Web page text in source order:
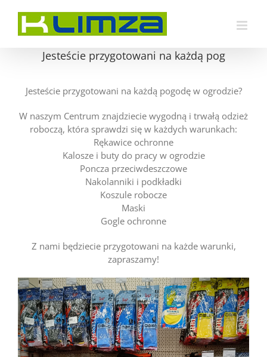
zawartości
Jesteście przygotowani na każdą pog
Jesteście przygotowani na każdą pogodę w ogrodzie?
W naszym Centrum znajdziecie wygodną i trwałą odzież
roboczą, która sprawdzi się w każdych warunkach:
Rękawice ochronne
Kalosze i buty do pracy w ogrodzie
Poncza przeciwdeszczowe
Nakolanniki i podkładki
Koszule robocze
Maski
Gogle ochronne
Z nami będziecie przygotowani na każde warunki,
zapraszamy!